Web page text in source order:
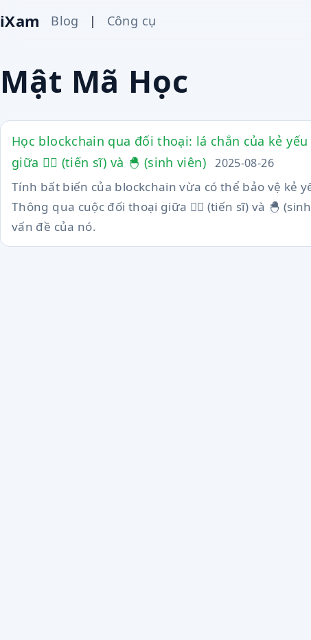
iXam Blog | Công cụ
Mật Mã Học
Học blockchain qua đối thoại: lá chắn của kẻ
giữa 🧙‍♂️ (tiến sĩ) và 🐣 (sinh viên)
2025-08-26
Tính bất biến của blockchain vừa có thể bảo vệ kẻ
Thông qua cuộc đối thoại giữa 🧙‍♂️ (tiến sĩ) và 🐣
vấn đề của nó.